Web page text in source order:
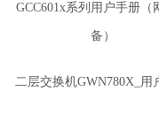
GCC601x系列用户手册（
备）
二层交换机GWN780X_用